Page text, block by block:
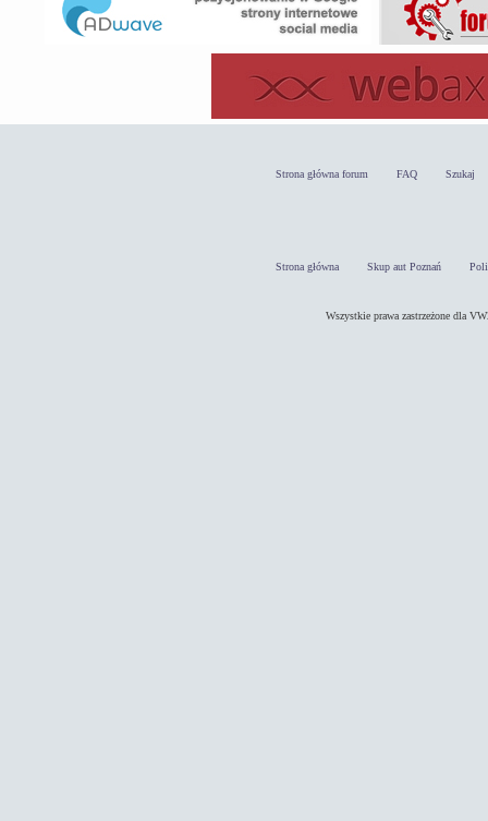
Strona główna forum FAQ Szukaj
Strona główna Skup aut Poznań
Wszystkie prawa zastrzeżone dla